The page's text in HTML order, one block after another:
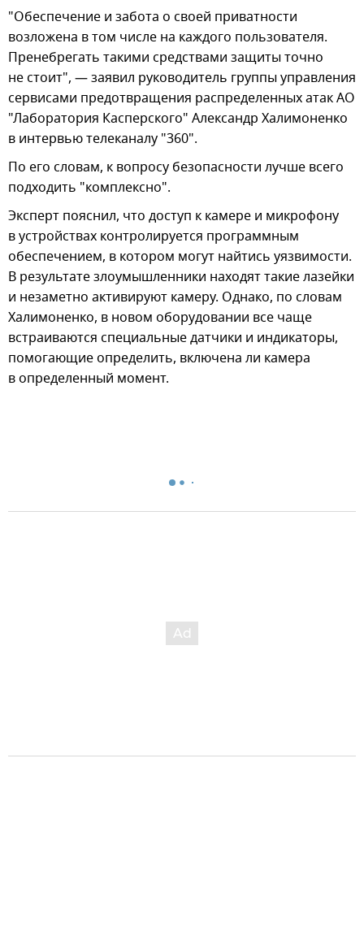
"Обеспечение и забота о своей приватности
возложена в том числе на каждого пользователя.
Пренебрегать такими средствами защиты точно
не стоит", — заявил руководитель группы управления
сервисами предотвращения распределенных атак АО
"Лаборатория Касперского" Александр Халимоненко
в интервью телеканалу "360".
По его словам, к вопросу безопасности лучше всего
подходить "комплексно".
Эксперт пояснил, что доступ к камере и микрофону
в устройствах контролируется программным
обеспечением, в котором могут найтись уязвимости.
В результате злоумышленники находят такие лазейки
и незаметно активируют камеру. Однако, по словам
Халимоненко, в новом оборудовании все чаще
встраиваются специальные датчики и индикаторы,
помогающие определить, включена ли камера
в определенный момент.